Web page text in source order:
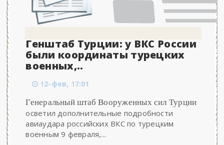
Генштаб Турции: у ВКС России
были координаты турецких
военных,..
12-фев, 17:01
Генеральный штаб Вооруженных сил Турции
осветил дополнительные подробности
авиаудара российских ВКС по турецким
военным 9 февраля,...